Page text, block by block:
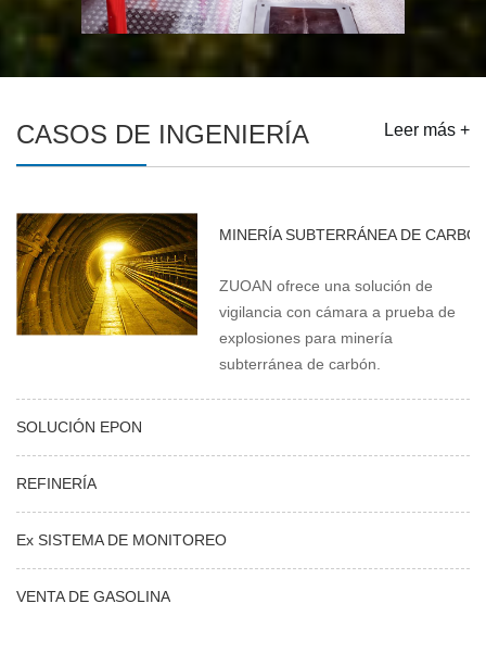
CASOS DE INGENIERÍA Leer más +
MINERÍA SUBTERRÁNEA DE
ZUOAN ofrece una solución de
vigilancia con cámara a prueba de
explosiones para minería
subterránea de carbón.
SOLUCIÓN EPON
REFINERÍA
Ex SISTEMA DE MONITOREO
VENTA DE GASOLINA